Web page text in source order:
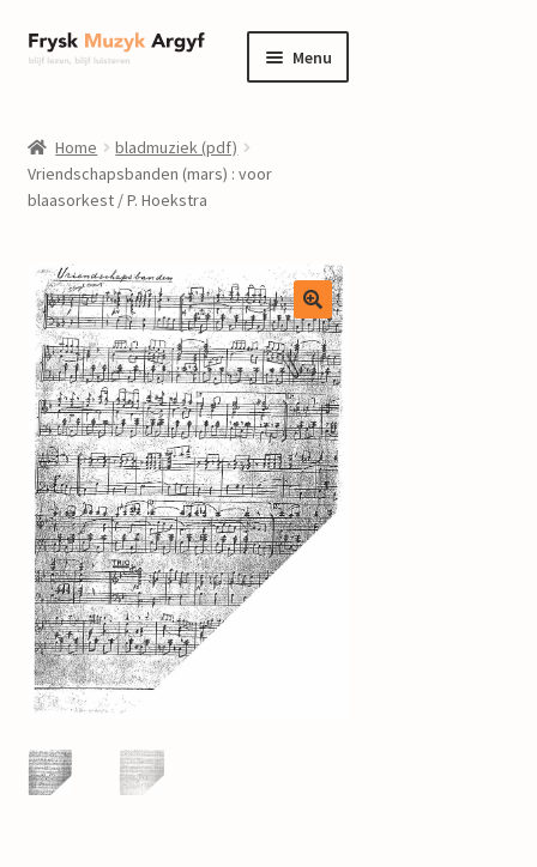
Ga
door
navigatie
Ga
naar
inhoud
Menu
informatie
uitvouwen
Componisten
nieuws
events
contact
mijn account
Home
bladmuziek (pdf)
Vriendschapsbanden (mars) : voor
blaasorkest / P. Hoekstra